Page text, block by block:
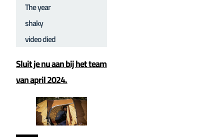
The year
shaky
video died
Sluit je nu aan bij het team
van april 2024.